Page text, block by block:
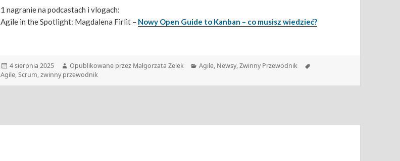
1 nagranie na podcastach i vlogach:
Agile in the Spotlight: Magdalena Firlit – Nowy Open Guide to Kanban – co musisz wiedzieć?
Data
publikacji
4 sierpnia 2025 Autor
Opublikowane przez Małgorzata Zelek Kategorie
Agile, Newsy,Zwinny Przewodnik
Agile,Scrum,zwinny przewodnik